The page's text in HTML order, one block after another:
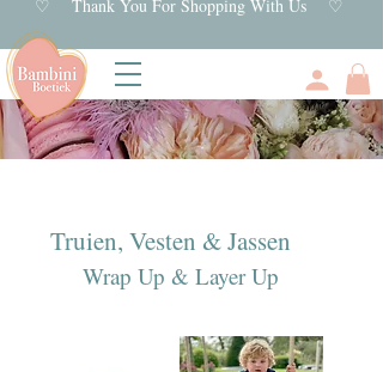
♡ Thank You For Shopping With Us ♡
Truien, Vesten & Jassen
Wrap Up & Layer Up